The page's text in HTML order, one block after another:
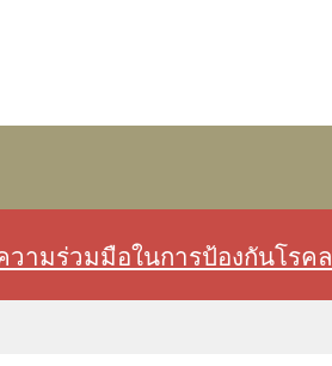
วามร่วมมือในการป้องกันโรค